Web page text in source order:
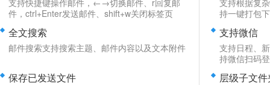
支持快捷键操作邮件，←→切换邮件、r回复邮
件，ctrl+Enter发送邮件、shift+w关闭标签页
全文搜索
邮件搜索支持搜索主题、邮件内容以及文本附件
保存已发送文件
支持根据复
持一键打包
支持微信
支持日程、
持微信扫码
层级子文